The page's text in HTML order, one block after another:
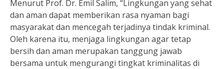
Menurut Prof. Dr. Emil Salim, “Lingkungan yang sehat
dan aman dapat memberikan rasa nyaman bagi
masyarakat dan mencegah terjadinya tindak kriminal.
Oleh karena itu, menjaga lingkungan agar tetap
bersih dan aman merupakan tanggung jawab
bersama untuk mengurangi tingkat kriminalitas di